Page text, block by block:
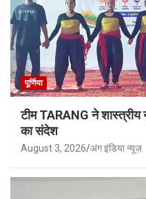
पूर्णिया
टीम TARANG ने शास्त्रीय
का संदेश
August 3, 2026 अंग इंडिया न्यूज़